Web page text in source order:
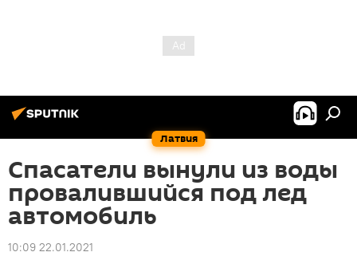
Латвия
Спасатели вынули из воды
провалившийся под лед
автомобиль
10:09 22.01.2021